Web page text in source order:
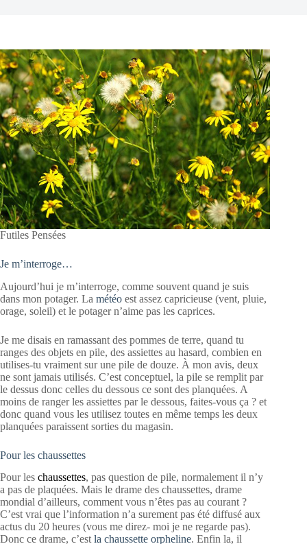
Futiles Pensées
Je m’interroge…
Aujourd’hui je m’interroge, comme souvent quand je suis
dans mon potager. La météo est assez capricieuse (vent, pluie,
orage, soleil) et le potager n’aime pas les caprices.
Je me disais en ramassant des pommes de terre, quand tu
ranges des objets en pile, des assiettes au hasard, combien en
utilises-tu vraiment sur une pile de douze. À mon avis, deux
ne sont jamais utilisés. C’est conceptuel, la pile se remplit par
le dessus donc celles du dessous ce sont des planquées. A
moins de ranger les assiettes par le dessous, faites-vous ça ? et
donc quand vous les utilisez toutes en même temps les deux
planquées paraissent sorties du magasin.
Pour les chaussettes
Pour les chaussettes, pas question de pile, normalement il n’y
a pas de plaquées. Mais le drame des chaussettes, drame
mondial d’ailleurs, comment vous n’êtes pas au courant ?
C’est vrai que l’information n’a surement pas été diffusé aux
actus du 20 heures (vous me direz- moi je ne regarde pas).
Donc ce drame, c’est la chaussette orpheline. Enfin la, il